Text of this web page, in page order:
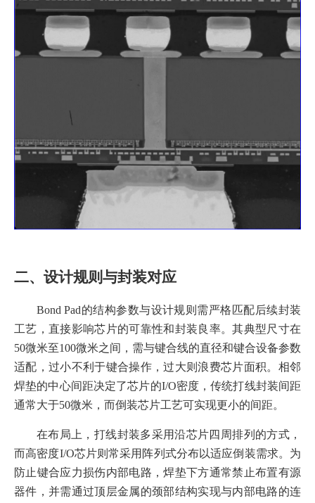
二、设计规则与封装对应
Bond Pad的结构参数与设计规则需严格匹配后续封装
工艺，直接影响芯片的可靠性和封装良率。其典型尺寸在
50微米至100微米之间，需与键合线的直径和键合设备参数
适配，过小不利于键合操作，过大则浪费芯片面积。相邻
焊垫的中心间距决定了芯片的I/O密度，传统打线封装间距
通常大于50微米，而倒装芯片工艺可实现更小的间距。
在布局上，打线封装多采用沿芯片四周排列的方式，
而高密度I/O芯片则常采用阵列式分布以适应倒装需求。为
防止键合应力损伤内部电路，焊垫下方通常禁止布置有源
器件，并需通过顶层金属的颈部结构实现与内部电路的连